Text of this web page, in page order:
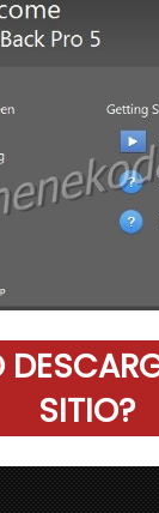
SITIO?